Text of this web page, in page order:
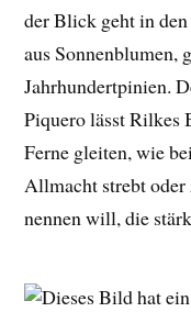
der Blick geht in
aus Sonnenblumen,
Jahrhundertpinien.
Piquero lässt Rilkes
Ferne gleiten, wie
Allmacht strebt
nennen will, die